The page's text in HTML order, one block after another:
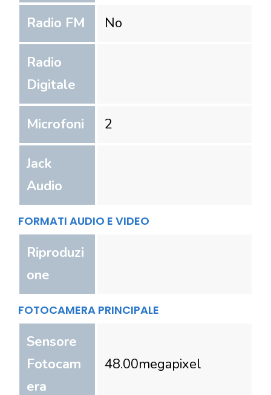
Radio FM No
Radio
Digitale
Microfoni 2
Jack
Audio
FORMATI AUDIO E VIDEO
Riproduzi
one
FOTOCAMERA PRINCIPALE
Sensore
Fotocam
era
48.00megapixel